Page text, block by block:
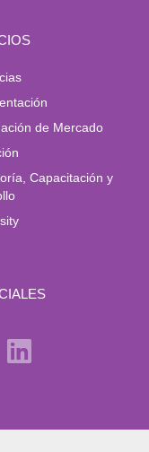
de Mercado
Capacitación y